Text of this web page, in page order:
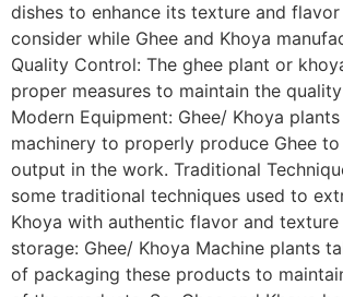
dishes to enhance its texture and
consider while Ghee and Khoya
Quality Control: The ghee plant or
proper measures to maintain the
Modern Equipment: Ghee/ Khoya
machinery to properly produce Ghee
output in the work. Traditional
some traditional techniques used to
Khoya with authentic flavor and texture
storage: Ghee/ Khoya Machine plants
of packaging these products to